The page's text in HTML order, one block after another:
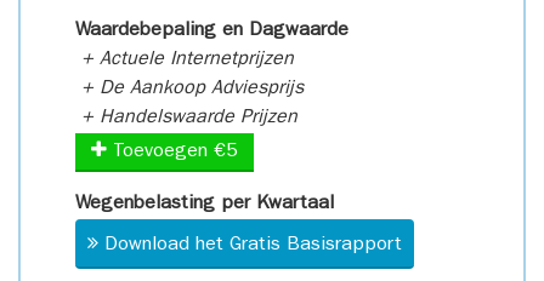
Waardebepaling en Dagwaarde
+ Actuele Internetprijzen
+ De Aankoop Adviesprijs
+ Handelswaarde Prijzen
Toevoegen €5
Wegenbelasting per Kwartaal
Download het Gratis Basisrapport